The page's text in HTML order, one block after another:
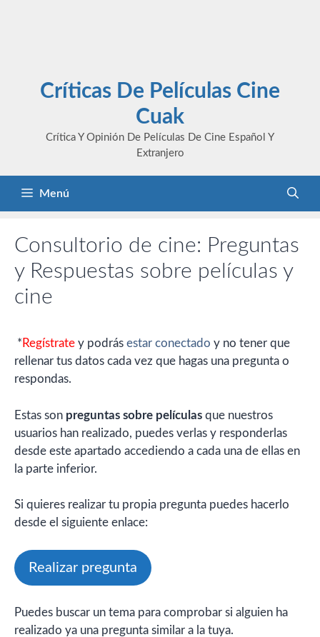
Críticas De Películas Cine
Cuak
Crítica Y Opinión De Películas De Cine Español Y
Extranjero
Menú
Consultorio de cine: Preguntas
y Respuestas sobre películas y
cine
* Regístrate y podrás estar conectado y no tener que
rellenar tus datos cada vez que hagas una pregunta o
respondas.
Estas son preguntas sobre películas que nuestros
usuarios han realizado, puedes verlas y responderlas
desde este apartado accediendo a cada una de ellas en
la parte inferior.
Si quieres realizar tu propia pregunta puedes hacerlo
desde el siguiente enlace:
Realizar pregunta
Puedes buscar un tema para comprobar si alguien ha
realizado ya una pregunta similar a la tuya.